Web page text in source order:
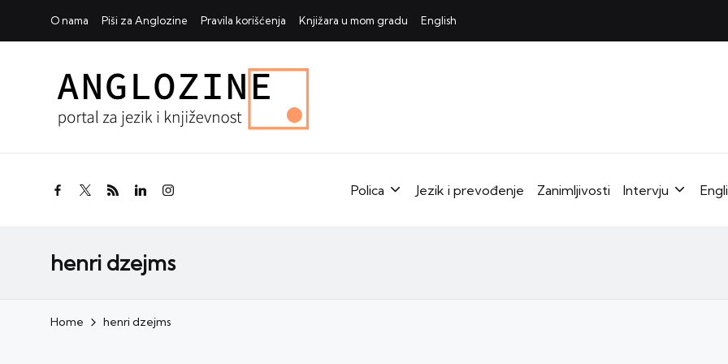
O nama Piši za Anglozine Pravila korišćenja Knjižara u mom gradu English
facebook.com
twitter.com
rss.comlinkedin.com
instagram.com Polica Jezik i prevođenje Zanimljivosti Intervju
henri dzejms
Home henri dzejms